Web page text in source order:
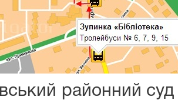
районний суд